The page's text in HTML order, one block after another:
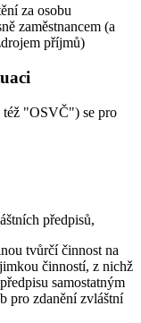
za osobu
zaměstnancem (a
příjmů)
též "OSVČ") se pro
předpisů,
tvůrčí činnost na
činností, z nichž
samostatným
pro zdanění zvláštní